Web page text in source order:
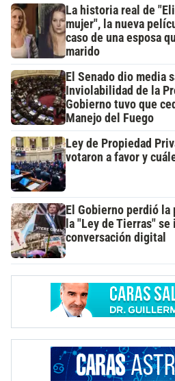
La historia real de
mujer", la nueva
caso de una esposa
marido
El Senado dio media
Inviolabilidad de la
Gobierno tuvo que
Manejo del Fuego
Ley de Propiedad
votaron a favor y
El Gobierno perdió la
la "Ley de Tierras"
conversación digital